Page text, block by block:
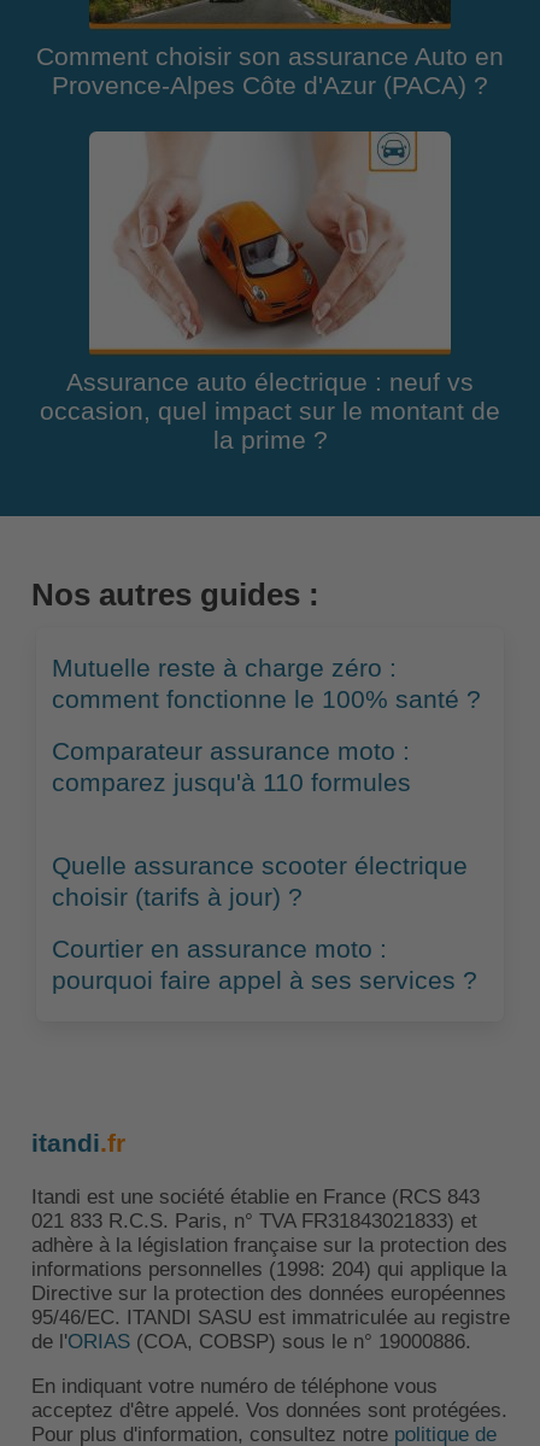
Comment choisir son assurance Auto en
Provence-Alpes Côte d'Azur (PACA) ?
Assurance auto électrique : neuf vs
occasion, quel impact sur le montant de
la prime ?
Nos autres guides :
Mutuelle reste à charge zéro :
comment fonctionne le 100% santé ?
Comparateur assurance moto :
comparez jusqu'à 110 formules
Quelle assurance scooter électrique
choisir (tarifs à jour) ?
Courtier en assurance moto :
pourquoi faire appel à ses services ?
itandi.fr
Itandi est une société établie en France (RCS 843
021 833 R.C.S. Paris, n° TVA FR31843021833) et
adhère à la législation française sur la protection des
informations personnelles (1998: 204) qui applique la
Directive sur la protection des données européennes
95/46/EC. ITANDI SASU est immatriculée au registre
de l'ORIAS(COA, COBSP) sous le n° 19000886.
En indiquant votre numéro de téléphone vous
acceptez d'être appelé. Vos données sont protégées.
Pour plus d'information, consultez notre politique de